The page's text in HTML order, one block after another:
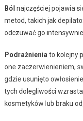
Ból najczęściej pojawia
metod, takich jak
odczuwać go
Podrażnieniato kolejny
one zaczerwienieniem,
gdzie usunięto
tych dolegliwości
kosmetyków lub braku